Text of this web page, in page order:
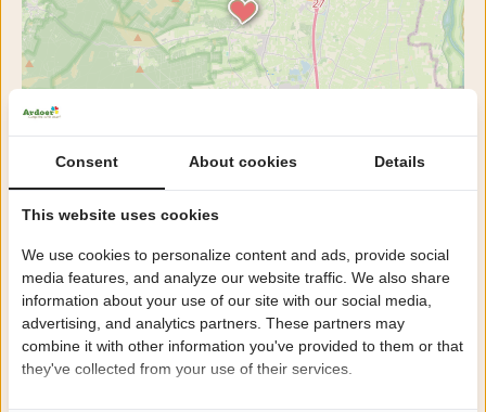
Consent About cookies Details
This website uses cookies
We use cookies to personalize content and ads, provide social
media features, and analyze our website traffic. We also share
information about your use of our site with our social media,
advertising, and analytics partners. These partners may
combine it with other information you've provided to them or that
they've collected from your use of their services.